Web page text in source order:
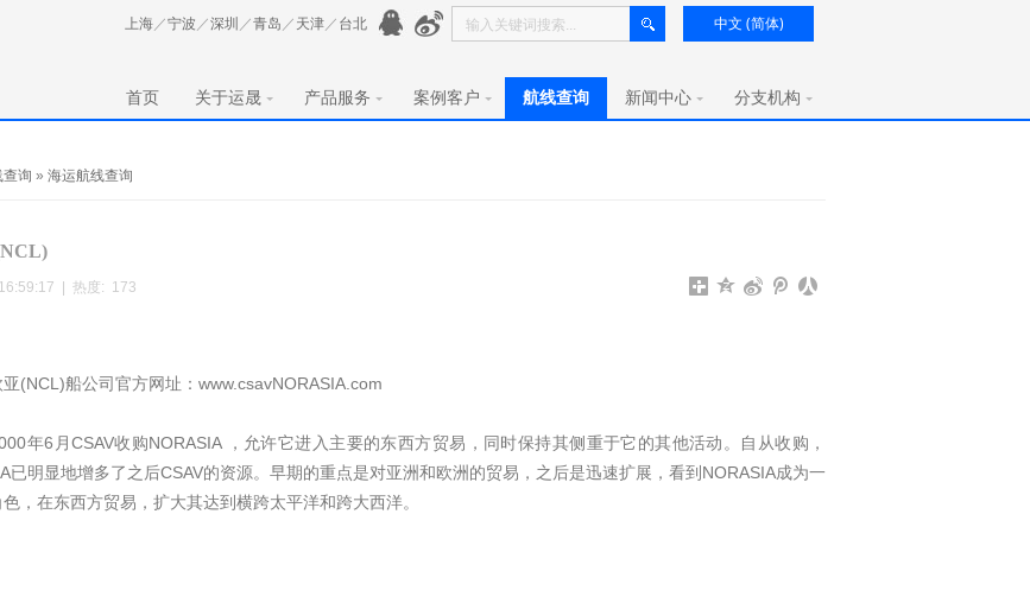
上海／宁波 ／深圳 ／青岛 ／ 天津／ 台北
首页 关于运晟 产品服务 案例客户 航线查询 新闻中心 分支机构
中文 (简体)
查询 » 海运航线查询
| 热度: 173
船公司官方网址：www.csavNORASIA.com
6月CSAV收购NORASIA ，允许它进入主要的东西方贸易，同时保持其侧重于它的其他活动。自从收购，
已明显地增多了之后CSAV的资源。早期的重点是对亚洲和欧洲的贸易，之后是迅速扩展，看到NORASIA成为一
，在东西方贸易，扩大其达到横跨太平洋和跨大西洋。